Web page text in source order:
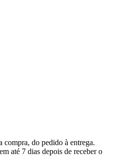
compra, do pedido à entrega.
em até 7 dias depois de receber o